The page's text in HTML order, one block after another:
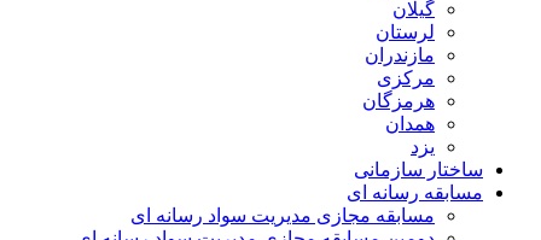
گیلان
لرستان
مازندران
مرکزی
هرمزگان
همدان
یزد
ساختار سازمانی
مسابقه رسانه ای
مسابقه مجازی مدیریت سواد رسانه ای